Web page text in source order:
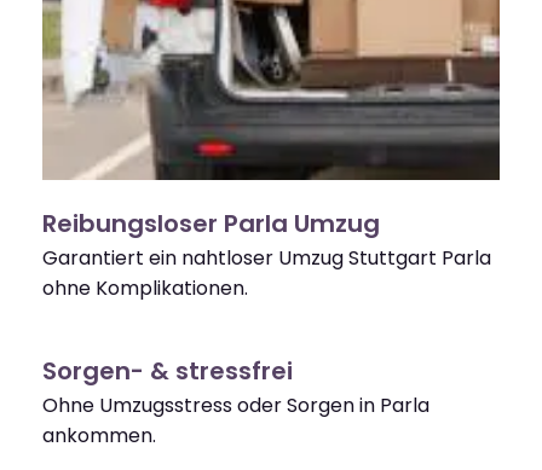
Reibungsloser Parla Umzug
Garantiert ein nahtloser Umzug Stuttgart Parla
ohne Komplikationen.
Sorgen- & stressfrei
Ohne Umzugsstress oder Sorgen in Parla
ankommen.